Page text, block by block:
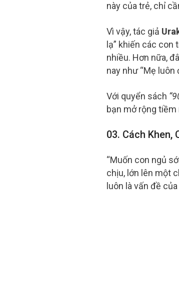
này của trẻ, chỉ
Vì vậy, tác giả
lạ” khiến các
nhiều. Hơn nữa,
nay như “Mẹ luôn
Với quyển sách
bạn mở rộng
03. Cách Khen,
“Muốn con ngủ
chịu, lớn lên một
luôn là vấn đề